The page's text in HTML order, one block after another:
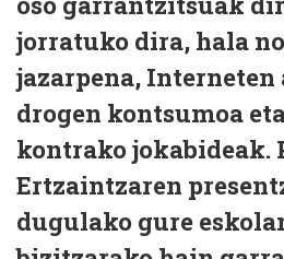
jorratuko dira, hala
jazarpena,
drogen kontsumoa
kontrako jokabideak.
Ertzaintzaren
dugulako gure